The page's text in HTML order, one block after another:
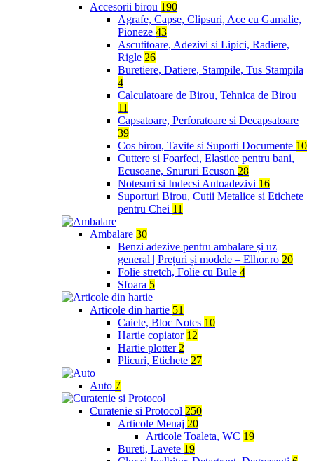
Accesorii birou 190
Agrafe, Capse, Clipsuri, Ace cu Gamalie,
Pioneze 43
Ascutitoare, Adezivi si Lipici, Radiere,
Rigle 26
Buretiere, Datiere, Stampile, Tus Stampila
4
Calculatoare de Birou, Tehnica de Birou
11
Capsatoare, Perforatoare si Decapsatoare
39
Cos birou, Tavite si Suporti Documente 10
Cuttere si Foarfeci, Elastice pentru bani,
Ecusoane, Snururi Ecuson 28
Notesuri si Indecsi Autoadezivi 16
Suporturi Birou, Cutii Metalice si Etichete
pentru Chei 11
Ambalare 30
Benzi adezive pentru ambalare și uz
general | Prețuri și modele – Elhor.ro 20
Folie stretch, Folie cu Bule 4
Sfoara 5
Articole din hartie 51
Caiete, Bloc Notes 10
Hartie copiator 12
Hartie plotter 2
Plicuri, Etichete 27
Auto 7
Curatenie si Protocol 250
Articole Menaj 20
Articole Toaleta, WC 19
Bureti, Lavete 19